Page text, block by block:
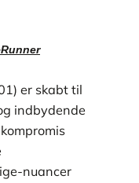
er skabt til
indbydende
nuancer